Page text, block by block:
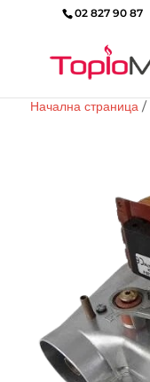
02 827 90 87
search
Начална страница/